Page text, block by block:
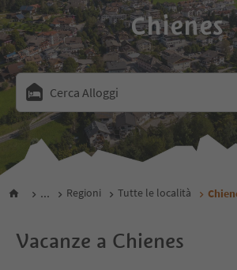
Chienes
Cerca Alloggi
... Regioni Tutte le località
Vacanze a Chienes